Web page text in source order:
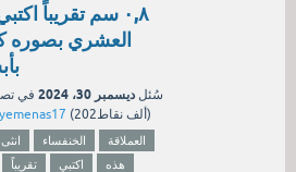
٠,٨ سم تقريباً
العشري بصوره
سُئل ديسمبر 30، 2024 في
( 202ألفنقاط)
انثى الخنفساء
العملاقة
تقريباً اكتبي
هذه